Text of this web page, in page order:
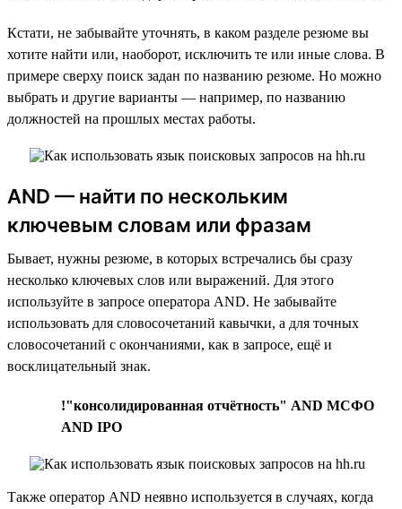
Кстати, не забывайте уточнять, в каком разделе резюме вы
хотите найти или, наоборот, исключить те или иные слова. В
примере сверху поиск задан по названию резюме. Но можно
выбрать и другие варианты — например, по названию
должностей на прошлых местах работы.
AND — найти по нескольким
ключевым словам или фразам
Бывает, нужны резюме, в которых встречались бы сразу
несколько ключевых слов или выражений. Для этого
используйте в запросе оператора AND. Не забывайте
использовать для словосочетаний кавычки, а для точных
словосочетаний с окончаниями, как в запросе, ещё и
восклицательный знак.
!"консолидированная отчётность" AND МСФО
AND IPO
Также оператор AND неявно используется в случаях, когда